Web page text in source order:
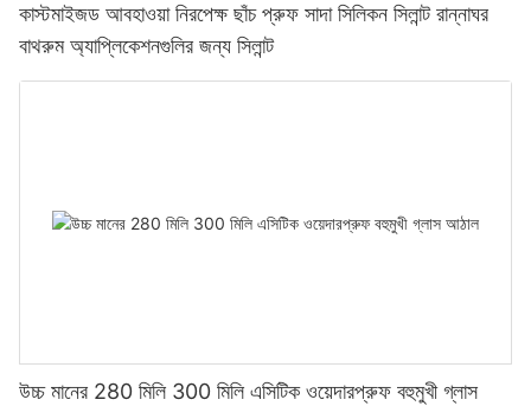
কাস্টমাইজড আবহাওয়া নিরপেক্ষ ছাঁচ প্রুফ সাদা সিলিকন সিলান্ট রান্নাঘর
বাথরুম অ্যাপ্লিকেশনগুলির জন্য সিলান্ট
উচ্চ মানের 280 মিলি 300 মিলি এসিটিক ওয়েদারপ্রুফ বহুমুখী গ্লাস